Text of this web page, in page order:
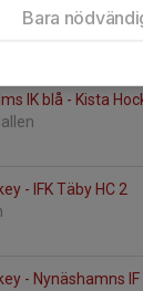
- Kista Hockey
IK blå - Kista
- IFK Täby HC 2
- Nynäshamns IF
Bara